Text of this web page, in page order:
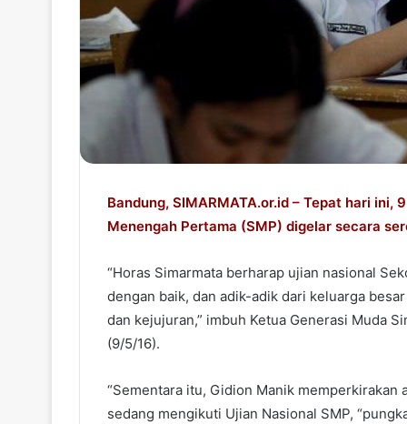
Bandung, SIMARMATA.or.id – Tepat hari
Menengah Pertama (SMP) digelar secara
“Horas Simarmata berharap ujian nasional
dengan baik, dan adik-adik dari keluarga
dan kejujuran,” imbuh Ketua Generasi Muda
(9/5/16).
“Sementara itu, Gidion Manik memperkirakan
sedang mengikuti Ujian Nasional SMP,